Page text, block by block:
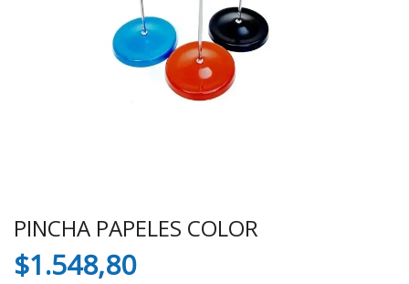
PINCHA PAPELES COLOR
$1.548,80